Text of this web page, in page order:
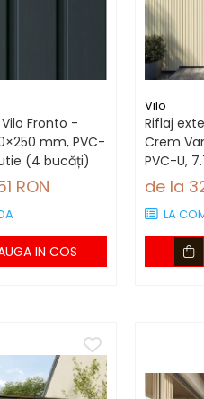
Fronto -
mm, PVC-
(4 bucăți)
RON
IN COS
Vilo
Riflaj
Crem
PVC-U,
bucăți)
de la
LA